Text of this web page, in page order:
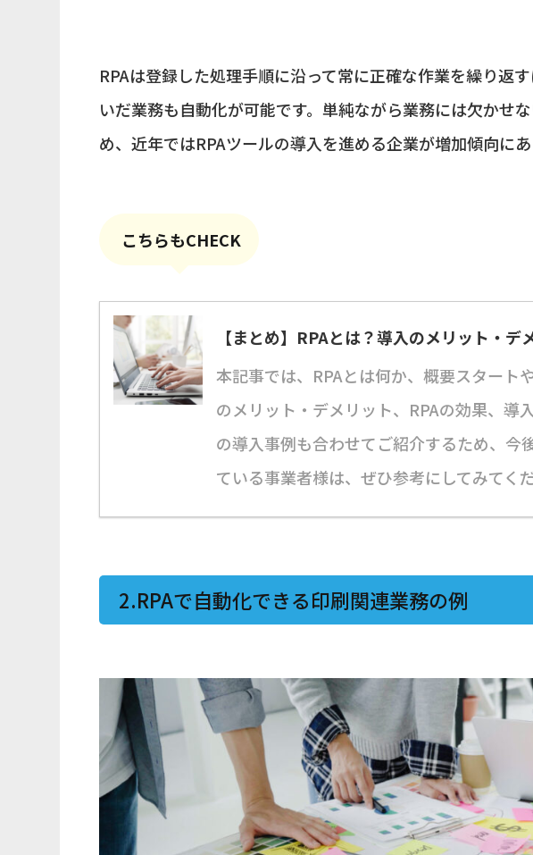
RPAは登録した処理手順に沿って常に正確な作業を繰り返
いだ業務も自動化が可能です。単純ながら業務には欠かせ
め、近年ではRPAツールの導入を進める企業が増加傾向にあ
こちらもCHECK
【まとめ】RPAとは？導入のメリット・
本記事では、RPAとは何か、概要スタート
のメリット・デメリット、RPAの効果、導
の導入事例も合わせてご紹介するため、今
ている事業者様は、ぜひ参考にしてみてくだ
2.RPAで自動化できる印刷関連業務の例